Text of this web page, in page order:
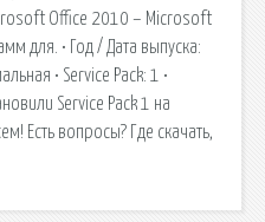
Office 2010 – Microsoft
для. • Год / Дата выпуска:
• Service Pack: 1 •
Service Pack 1 на
Есть вопросы? Где скачать,